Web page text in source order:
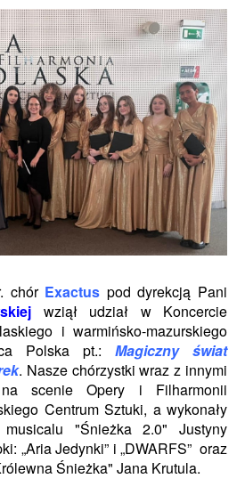
chór Exactus pod dyrekcją Pani
wziął udział w Koncercie
i warmińsko-mazurskiego
Polska pt.: Magiczny świat
. Nasze chórzystki wraz z innymi
na scenie Opery i Filharmonii
Centrum Sztuki, a wykonały
"Śnieżka 2.0" Justyny
: „Aria Jedynki” i „DWARFS” oraz
Śnieżka" Jana Krutula.